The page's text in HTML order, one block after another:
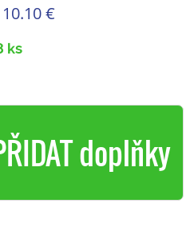
10.10 €
ks
doplňky